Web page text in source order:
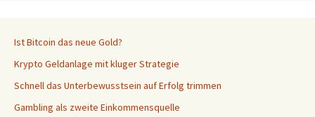
Ist Bitcoin das neue Gold?
Krypto Geldanlage mit kluger Strategie
Schnell das Unterbewusstsein auf Erfolg trimmen
Gambling als zweite Einkommensquelle